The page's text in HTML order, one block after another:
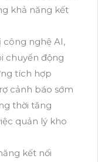
khả năng kết
công nghệ AI,
chuyển động
tích hợp
cảnh báo sớm
thời tăng
quản lý kho
kết nối